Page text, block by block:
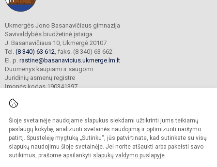
Šioje svetainėje naudojame slapukus siekdami užtikrinti jums teikiamų
paslaugų kokybę, analizuoti svetainės naudojimą ir optimizuoti naršymo
patirtį. Spustelėję mygtuką „Sutinku“, jūs patvirtinate, kad sutinkate su visų
slapukų naudojimu šioje svetainėje. Jei norite atšaukti arba pakeisti savo
sutikimus, prašome apsilankyti slapukų valdymo puslapyje.
Ukmergės Jono Basanavičiaus gimnazija
Savivaldybės biudžetinė įstaiga
J. Basanavičiaus 10, Ukmergė 20107
Tel. (8 340) 63 612, faks. (8 340) 63 662
El. p. rastine@basanavicius.ukmerge.lm.lt
Duomenys kaupiami ir saugomi
Juridinių asmenų registre
Įmonės kodas 190341397
© 2023. Ukmergės Jono Basanavičiaus gimnazija. Visos teisės saugomos.
Kopijuoti turinį be raštiško gimnazijos sutikimo griežtai draudžiama.
Prieinamumo paraiška Slapukų politika
Sumanus būdas atnaujinti